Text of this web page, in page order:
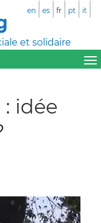
et solidaire
en es fr pt it
idée